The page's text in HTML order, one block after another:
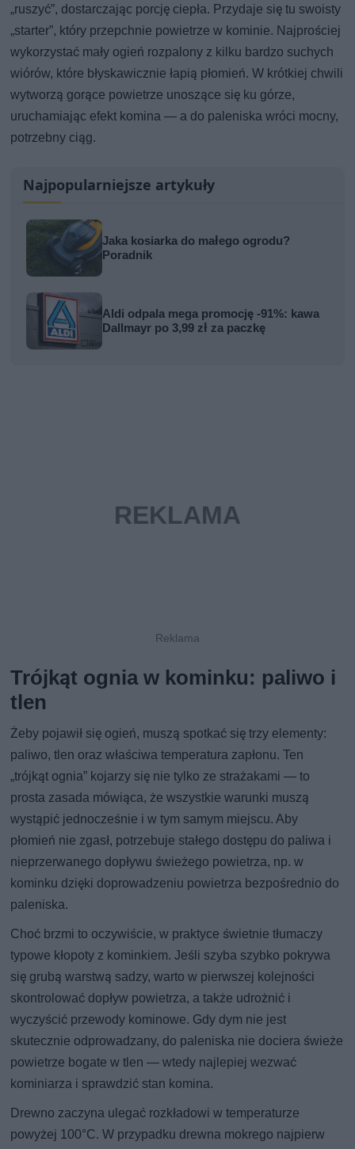
„ruszyć”, dostarczając porcję ciepła. Przydaje się tu swoisty
„starter”, który przepchnie powietrze w kominie. Najprościej
wykorzystać mały ogień rozpalony z kilku bardzo suchych
wiórów, które błyskawicznie łapią płomień. W krótkiej chwili
wytworzą gorące powietrze unoszące się ku górze,
uruchamiając efekt komina — a do paleniska wróci mocny,
potrzebny ciąg.
Najpopularniejsze artykuły
Jaka kosiarka do małego ogrodu?
Poradnik
Aldi odpala mega promocję -91%: kawa
Dallmayr po 3,99 zł za paczkę
Trójkąt ognia w kominku: paliwo i
tlen
Żeby pojawił się ogień, muszą spotkać się trzy elementy:
paliwo, tlen oraz właściwa temperatura zapłonu. Ten
„trójkąt ognia” kojarzy się nie tylko ze strażakami — to
prosta zasada mówiąca, że wszystkie warunki muszą
wystąpić jednocześnie i w tym samym miejscu. Aby
płomień nie zgasł, potrzebuje stałego dostępu do paliwa i
nieprzerwanego dopływu świeżego powietrza, np. w
kominku dzięki doprowadzeniu powietrza bezpośrednio do
paleniska.
Choć brzmi to oczywiście, w praktyce świetnie tłumaczy
typowe kłopoty z kominkiem. Jeśli szyba szybko pokrywa
się grubą warstwą sadzy, warto w pierwszej kolejności
skontrolować dopływ powietrza, a także udrożnić i
wyczyścić przewody kominowe. Gdy dym nie jest
skutecznie odprowadzany, do paleniska nie dociera świeże
powietrze bogate w tlen — wtedy najlepiej wezwać
kominiarza i sprawdzić stan komina.
Drewno zaczyna ulegać rozkładowi w temperaturze
powyżej 100°C. W przypadku drewna mokrego najpierw